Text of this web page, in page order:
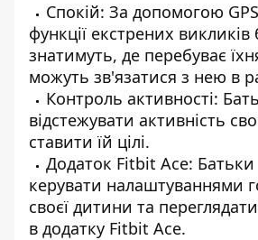
Спокій: За допомогою
функції екстрених
знатимуть, де перебуває
можуть зв'язатися з нею в
Контроль активності:
відстежувати активність
ставити їй цілі.
Додаток Fitbit Ace:
керувати налаштуваннями
своєї дитини та переглядати
в додатку Fitbit Ace.